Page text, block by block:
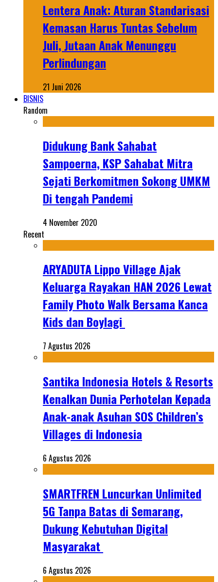
Lentera Anak: Aturan Standarisasi
Kemasan Harus Tuntas Sebelum
Juli, Jutaan Anak Menunggu
Perlindungan
21 Juni 2026
BISNIS
Random
Didukung Bank Sahabat
Sampoerna, KSP Sahabat Mitra
Sejati Berkomitmen Sokong UMKM
Di tengah Pandemi
4 November 2020
Recent
ARYADUTA Lippo Village Ajak
Keluarga Rayakan HAN 2026 Lewat
Family Photo Walk Bersama Kanca
Kids dan Boylagi
7 Agustus 2026
Santika Indonesia Hotels & Resorts
Kenalkan Dunia Perhotelan Kepada
Anak-anak Asuhan SOS Children’s
Villages di Indonesia
6 Agustus 2026
SMARTFREN Luncurkan Unlimited
5G Tanpa Batas di Semarang,
Dukung Kebutuhan Digital
Masyarakat
6 Agustus 2026